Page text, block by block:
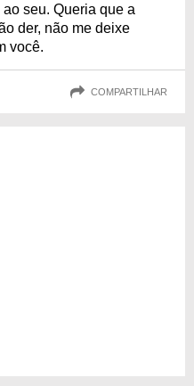
seu. Queria que a
der, não me deixe
você.
COMPARTILHAR